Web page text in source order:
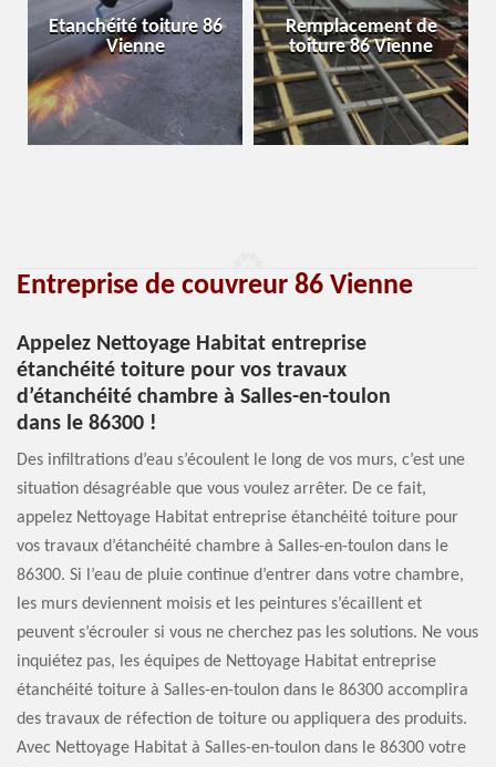
Etanchéité toiture 86
Vienne
Remplacement de
toiture 86 Vienne
Entreprise de couvreur 86 Vienne
Appelez Nettoyage Habitat entreprise
étanchéité toiture pour vos travaux
d’étanchéité chambre à Salles-en-toulon
dans le 86300 !
Des infiltrations d’eau s’écoulent le long de vos murs, c’est une
situation désagréable que vous voulez arrêter. De ce fait,
appelez Nettoyage Habitat entreprise étanchéité toiture pour
vos travaux d’étanchéité chambre à Salles-en-toulon dans le
86300. Si l’eau de pluie continue d’entrer dans votre chambre,
les murs deviennent moisis et les peintures s’écaillent et
peuvent s’écrouler si vous ne cherchez pas les solutions. Ne vous
inquiétez pas, les équipes de Nettoyage Habitat entreprise
étanchéité toiture à Salles-en-toulon dans le 86300 accomplira
des travaux de réfection de toiture ou appliquera des produits.
Avec Nettoyage Habitat à Salles-en-toulon dans le 86300 votre